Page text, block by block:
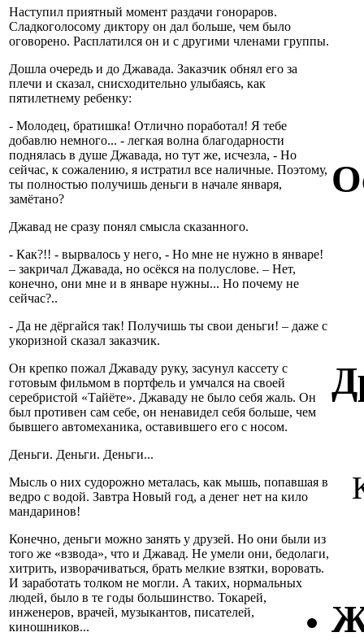
Наступил приятный момент раздачи гонораров.
Сладкоголосому диктору он дал больше, чем было
оговорено. Расплатился он и с другими членами группы.
Дошла очередь и до Джавада. Заказчик обнял его за
плечи и сказал, снисходительно улыбаясь, как
пятилетнему ребенку:
- Молодец, братишка! Отлично поработал! Я тебе
добавлю немного... - легкая волна благодарности
поднялась в душе Джавада, но тут же, исчезла, - Но
сейчас, к сожалению, я истратил все наличные. Поэтому,
ты полностью получишь деньги в начале января,
замётано?
Джавад не сразу понял смысла сказанного.
- Как?!! - вырвалось у него, - Но мне не нужно в январе!
– закричал Джавада, но осёкся на полуслове. – Нет,
конечно, они мне и в январе нужны... Но почему не
сейчас?..
- Да не дёргайся так! Получишь ты свои деньги! – даже с
укоризной сказал заказчик.
Он крепко пожал Джаваду руку, засунул кассету с
готовым фильмом в портфель и умчался на своей
серебристой «Тайёте». Джаваду не было себя жаль. Он
был противен сам себе, он ненавидел себя больше, чем
бывшего автомеханика, оставившего его с носом.
Деньги. Деньги. Деньги...
Мысль о них судорожно металась, как мышь, попавшая в
ведро с водой. Завтра Новый год, а денег нет на кило
мандаринов!
Конечно, деньги можно занять у друзей. Но они были из
того же «взвода», что и Джавад. Не умели они, бедолаги,
хитрить, изворачиваться, брать мелкие взятки, воровать.
И заработать толком не могли. А таких, нормальных
людей, было в те годы большинство. Токарей,
инженеров, врачей, музыкантов, писателей,
киношников...